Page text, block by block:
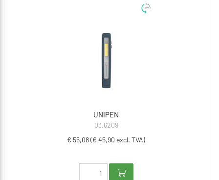
UNIPEN
03.6209
€ 55,08 (€ 45,90 excl. TVA)